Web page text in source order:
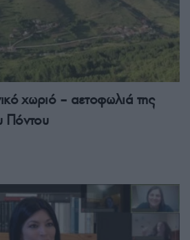
χωριό – αετοφωλιά της
Πόντου